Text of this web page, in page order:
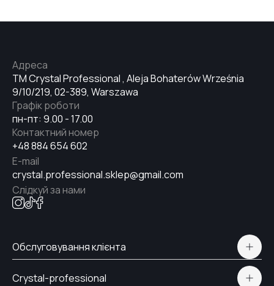
TM Crystal Professional , Aleja Bohaterów Września
9/10/219, 02-389, Warszawa
Адреса
пн-пт: 9.00 - 17.00
Графік роботи
+48 884 654 602
Контактний номер
crystal.professional.sklep@gmail.com
E-mail
Слідкуй за нами
Обслуговування клієнта
Доставка і Оплата
Crystal-professional